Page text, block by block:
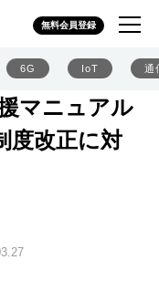
無料会員登録
6G IoT 通
マニュアル
度改正に対